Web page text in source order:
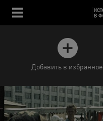
Добавить в избранное